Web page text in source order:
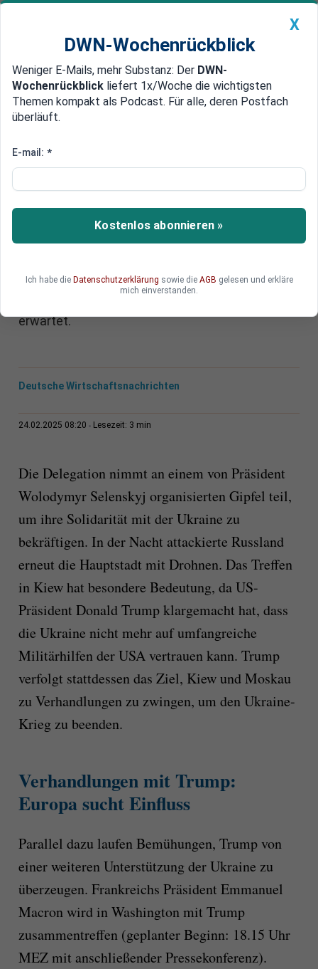
Newsticker MEIN DWN: Geldanlage Premium
Edelmetalle DWN-Magazin China
Dritter Jahrestag des Ukraine-
Kiew - und ringen um die Rolle
Kommissionspräsidentin Ursula von der Leyen
erwartet.
Deutsche Wirtschaftsnachrichten
24.02.2025 08:20 Lesezeit: 3 min
Die Delegation nimmt an einem von Präsident
Wolodymyr Selenskyj organisierten Gipfel teil,
um ihre Solidarität mit der Ukraine zu
bekräftigen. In der Nacht attackierte Russland
erneut die Hauptstadt mit Drohnen. Das Treffen
in Kiew hat besondere Bedeutung, da US-
Präsident Donald Trump klargemacht hat, dass
die Ukraine nicht mehr auf umfangreiche
Militärhilfen der USA vertrauen kann. Trump
verfolgt stattdessen das Ziel, Kiew und Moskau
zu Verhandlungen zu zwingen, um den Ukraine-
Krieg zu beenden.
Verhandlungen mit Trump:
Europa sucht Einfluss
Parallel dazu laufen Bemühungen, Trump von
einer weiteren Unterstützung der Ukraine zu
überzeugen. Frankreichs Präsident Emmanuel
Macron wird in Washington mit Trump
zusammentreffen (geplanter Beginn: 18.15 Uhr
MEZ mit anschließender Pressekonferenz).
X
DWN-Wochenrückblick
Weniger E-Mails, mehr Substanz: Der DWN-
Wochenrückblick liefert 1x/Woche die wichtigsten
Themen kompakt als Podcast. Für alle, deren Postfach
überläuft.
E-mail: *
Kostenlos abonnieren »
Ich habe die Datenschutzerklärung sowie die AGB gelesen und erkläre
mich einverstanden.